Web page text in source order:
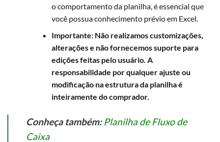
o comportamento da planilha, é essencial que
você possua conhecimento prévio em Excel.
Importante: Não realizamos customizações,
alterações e não fornecemos suporte para
edições feitas pelo usuário. A
responsabilidade por qualquer ajuste ou
modificação na estrutura da planilha é
inteiramente do comprador.
Conheça também: Planilha de Fluxo de
Caixa